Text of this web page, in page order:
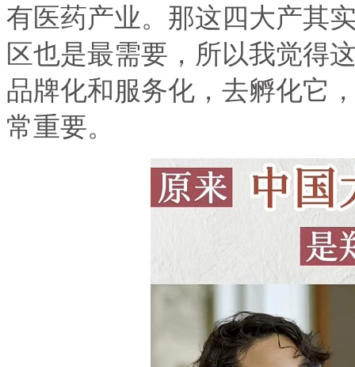
有医药产业。那这四大产其
区也是最需要，所以我觉得
品牌化和服务化，去孵化它
常重要。